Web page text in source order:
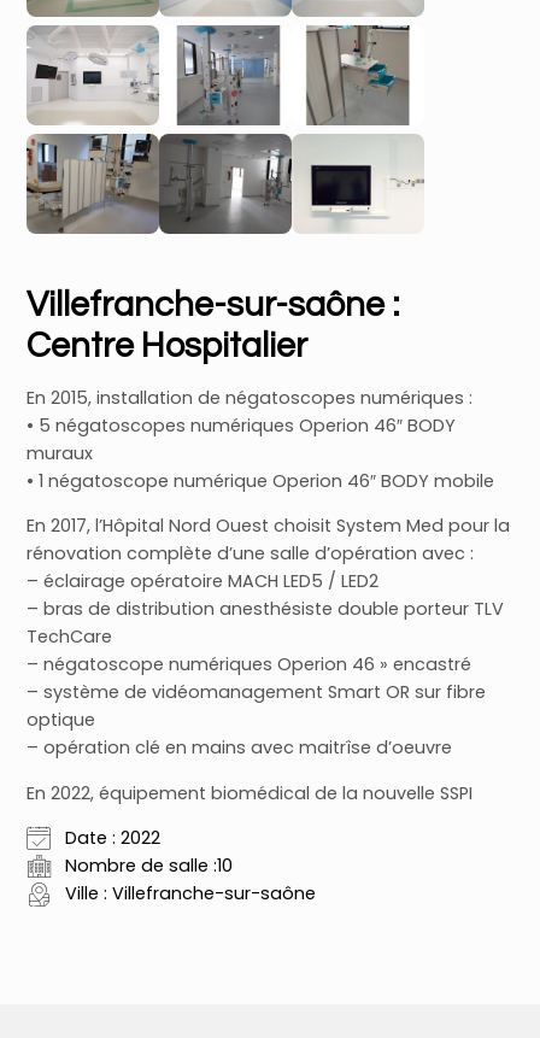
Villefranche-sur-saône :
Centre Hospitalier
En 2015, installation de négatoscopes numériques :
• 5 négatoscopes numériques Operion 46″ BODY
muraux
• 1 négatoscope numérique Operion 46″ BODY mobile
En 2017, l’Hôpital Nord Ouest choisit System Med pour la
rénovation complète d’une salle d’opération avec :
– éclairage opératoire MACH LED5 / LED2
– bras de distribution anesthésiste double porteur TLV
TechCare
– négatoscope numériques Operion 46 » encastré
– système de vidéomanagement Smart OR sur fibre
optique
– opération clé en mains avec maitrîse d’oeuvre
En 2022, équipement biomédical de la nouvelle SSPI
Date : 2022
Nombre de salle :10
Ville : Villefranche-sur-saône